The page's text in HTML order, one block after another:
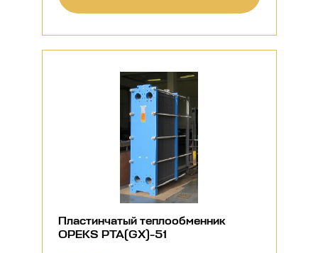
Пластинчатый теплообменник
OPEKS PTA(GX)-51